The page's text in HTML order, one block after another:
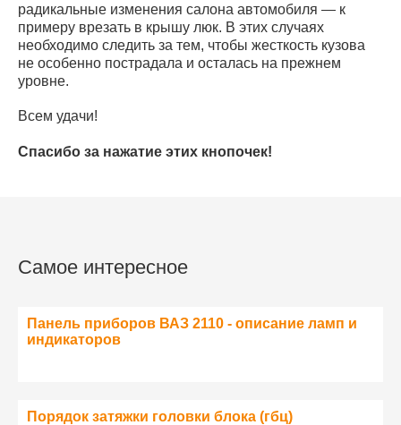
радикальные изменения салона автомобиля — к
примеру врезать в крышу люк. В этих случаях
необходимо следить за тем, чтобы жесткость кузова
не особенно пострадала и осталась на прежнем
уровне.
Всем удачи!
Спасибо за нажатие этих кнопочек!
Самое интересное
Панель приборов ВАЗ 2110 - описание ламп и
индикаторов
Порядок затяжки головки блока (гбц)